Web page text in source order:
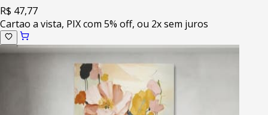
R$ 47,77
Cartao a vista, PIX com 5% off, ou 2x sem juros